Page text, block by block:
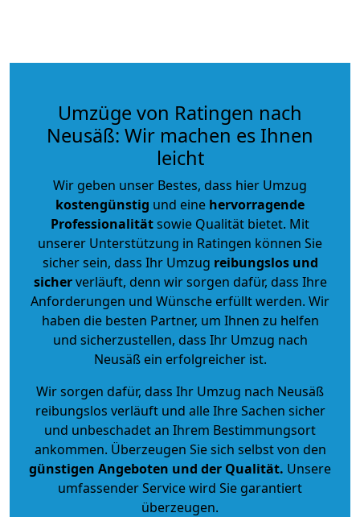
Umzüge von Ratingen nach
Neusäß: Wir machen es Ihnen
leicht
Wir geben unser Bestes, dass hier Umzug
kostengünstig und eine hervorragende
Professionalitätsowie Qualität bietet. Mit
unserer Unterstützung in Ratingen können Sie
sicher sein, dass Ihr Umzug reibungslos und
sicherverläuft, denn wir sorgen dafür, dass Ihre
Anforderungen und Wünsche erfüllt werden. Wir
haben die besten Partner, um Ihnen zu helfen
und sicherzustellen, dass Ihr Umzug nach
Neusäß ein erfolgreicher ist.
Wir sorgen dafür, dass Ihr Umzug nach Neusäß
reibungslos verläuft und alle Ihre Sachen sicher
und unbeschadet an Ihrem Bestimmungsort
ankommen. Überzeugen Sie sich selbst von den
günstigen Angeboten und der Qualität. Unsere
umfassender Service wird Sie garantiert
überzeugen.